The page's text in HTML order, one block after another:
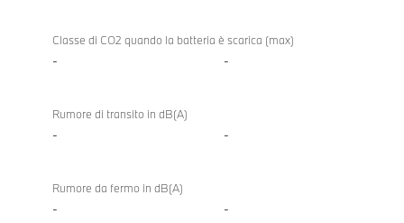
Classe di CO2 quando la batteria è scarica (max)
- -
Rumore di transito in dB(A)
- -
Rumore da fermo in dB(A)
- -